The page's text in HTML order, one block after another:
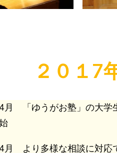
２０１7
月 「ゆうがお塾」の大学
月 より多様な相談に対応